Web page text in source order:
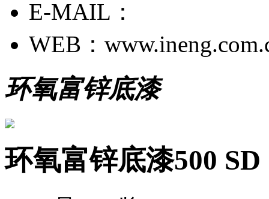
E-MAIL：
WEB：
环氧富锌底漆
环氧富锌底漆500 SD